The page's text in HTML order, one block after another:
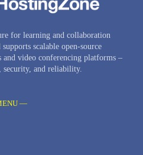
for learning and collaboration
scalable open-source
video conferencing platforms –
and reliability.
—